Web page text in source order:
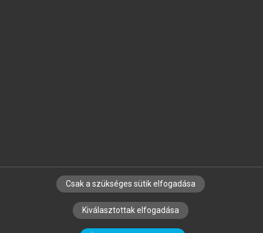
SZERZŐKNEK CÉGEKNEK KÖNYVTÁROSOKNAK
SZERKESZTÉSI ÉS LEKTORÁLÁSI ALAPELVEK
Csak a szükséges sütik elfogadása
Kiválasztottak elfogadása